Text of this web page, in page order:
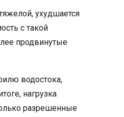
ухудшается
с такой
продвинутые
водостока,
нагрузка
разрешенные